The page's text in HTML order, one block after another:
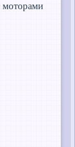
моторами